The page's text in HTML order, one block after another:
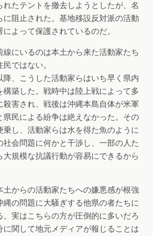
れたテントを撤去しようとしたが、名
に阻止された。基地移設反対派の活動
よって保護されているのだ。
線にいるのは本土から来た活動家たち
ではない。
降、こうした活動家らはいち早く県内
構築した。戦時中は陸上戦によって多
殺害され、戦後は沖縄本島自体が米軍
県民による紛争は絶えなかった。その
乗し、活動家らは水を得た魚のように
社会問題に何かと干渉し、一部の人た
大規模な抗議行動が容易にできるから
土からの活動家たちへの嫌悪感が根強
縄の問題に大騒ぎする他県の者たちに
。実はこちらの方が圧倒的に多いだろ
に関して地元メディアが報じることは